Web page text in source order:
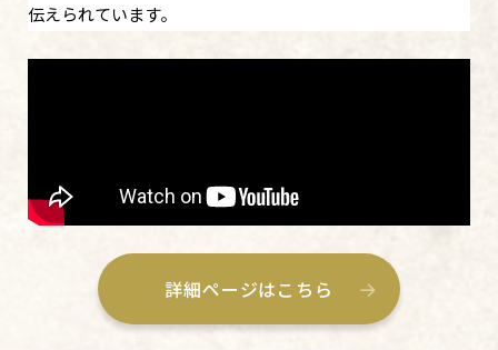
伝えられています。
詳細ページはこちら